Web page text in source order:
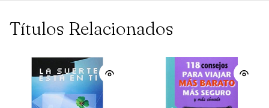
Títulos Relacionados